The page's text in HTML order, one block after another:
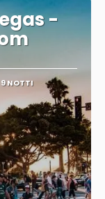
-
9 NOTTI